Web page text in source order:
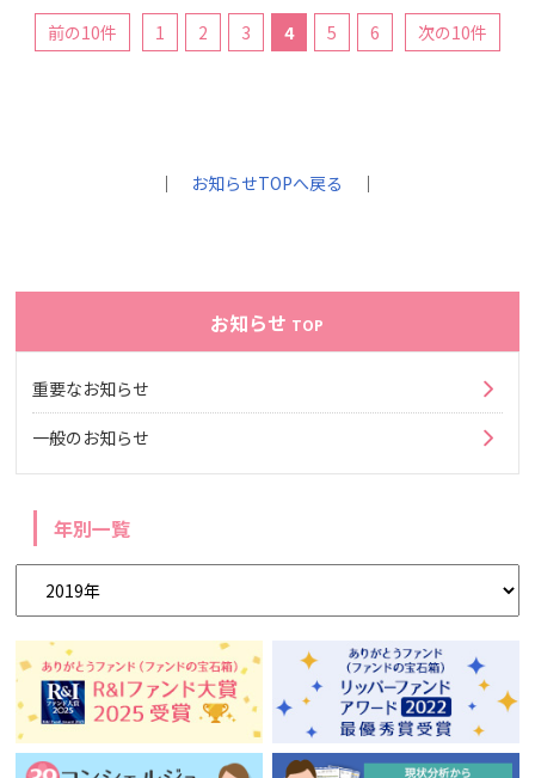
前の10件 1 2 3 4 5 6 次の10件
｜ お知らせTOPへ戻る ｜
お知らせ TOP
重要なお知らせ
一般のお知らせ
年別一覧